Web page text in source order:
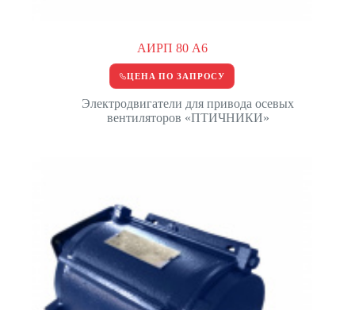
АИРП 80 А6
ЦЕНА ПО ЗАПРОСУ
Электродвигатели для привода осевых
вентиляторов «ПТИЧНИКИ»